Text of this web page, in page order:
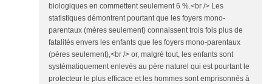
biologiques en commettent seulement 6 %.<br /> Les
statistiques démontrent pourtant que les foyers mono-
parentaux (mères seulement) connaissent trois fois plus de
fatalités envers les enfants que les foyers mono-parentaux
(pères seulement),<br /> or, malgré tout, les enfants sont
systématiquement enlevés au père naturel qui est pourtant le
protecteur le plus efficace et les hommes sont emprisonnés à